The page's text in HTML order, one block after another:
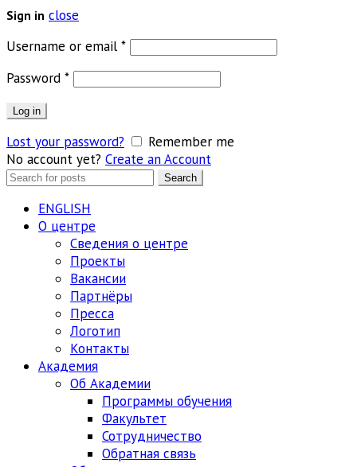
Sign in close
Username or email *Обязательно
Password *Обязательно
Log in
Lost your password?
Remember me
No account yet? Create an Account
Search
Search
ENGLISH
О центре
Сведения о центре
Проекты
Вакансии
Партнёры
Пресса
Логотип
Контакты
Академия
Об Академии
Программы обучения
Факультет
Сотрудничество
Обратная связь